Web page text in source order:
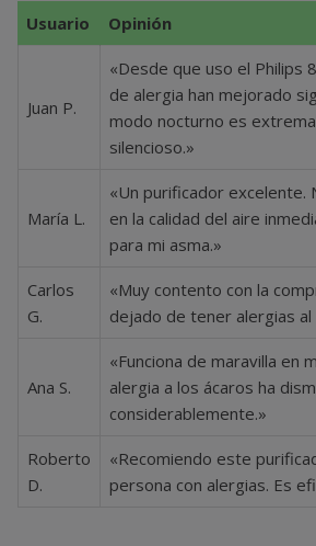
Usuario Opinión
Juan P.
«Desde que uso el Philips
de alergia han mejorado
modo nocturno es
silencioso.»
María L.
«Un purificador excelente.
en la calidad del aire
para mi asma.»
Carlos
G.
«Muy contento con la
dejado de tener alergias al
Ana S.
«Funciona de maravilla en
alergia a los ácaros ha
considerablemente.»
Roberto
D.
«Recomiendo este
persona con alergias. Es